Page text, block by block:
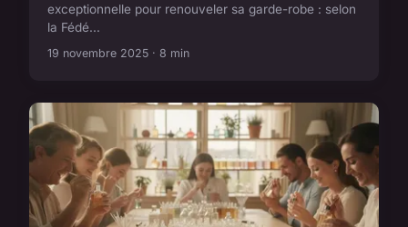
exceptionnelle pour renouveler sa garde-robe : selon
la Fédé...
19 novembre 2025 · 8 min